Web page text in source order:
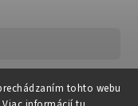
tohto webu